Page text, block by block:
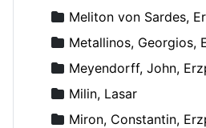
Meliton von Sardes,
Metallinos, Georgios,
Meyendorff, John,
Milin, Lasar
Miron, Constantin,